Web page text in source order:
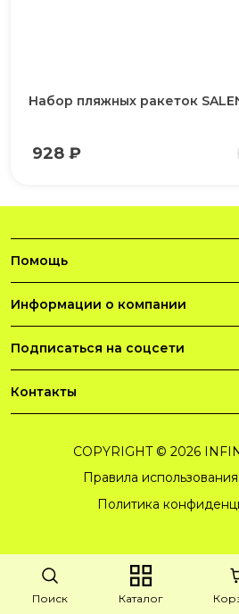
Поиск Каталог
Набор пляжных ракеток
928 ₽
Помощь
Информации о компании
Подписаться на соцсети
Контакты
COPYRIGHT © 2026
Правила
Политика